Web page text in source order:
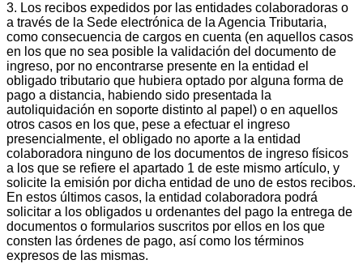
3. Los recibos expedidos por las entidades colaboradoras o
a través de la Sede electrónica de la Agencia Tributaria,
como consecuencia de cargos en cuenta (en aquellos casos
en los que no sea posible la validación del documento de
ingreso, por no encontrarse presente en la entidad el
obligado tributario que hubiera optado por alguna forma de
pago a distancia, habiendo sido presentada la
autoliquidación en soporte distinto al papel) o en aquellos
otros casos en los que, pese a efectuar el ingreso
presencialmente, el obligado no aporte a la entidad
colaboradora ninguno de los documentos de ingreso físicos
a los que se refiere el apartado 1 de este mismo artículo, y
solicite la emisión por dicha entidad de uno de estos recibos.
En estos últimos casos, la entidad colaboradora podrá
solicitar a los obligados u ordenantes del pago la entrega de
documentos o formularios suscritos por ellos en los que
consten las órdenes de pago, así como los términos
expresos de las mismas.